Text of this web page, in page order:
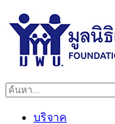
บริจาค